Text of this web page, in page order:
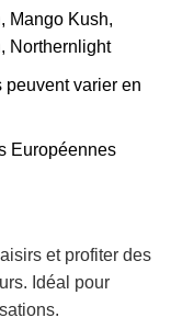
Mango Kush,
Northernlight
peuvent varier en
Européennes
et profiter des
Idéal pour